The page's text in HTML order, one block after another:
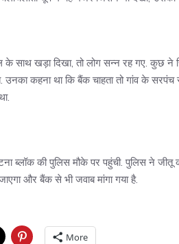
साथ खड़ा दिखा, तो लोग सन्न रह गए. कुछ ने
उनका कहना था कि बैंक चाहता तो गांव के
ब्लॉक की पुलिस मौके पर पहुंची. पुलिस ने जीतू
और बैंक से भी जवाब मांगा गया है.
More